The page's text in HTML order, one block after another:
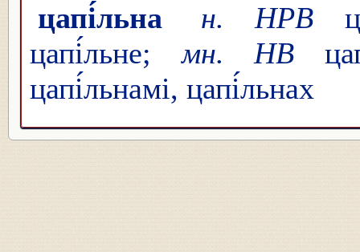
цапі́льна н. НРВ
цапі́льне;мн. НВ
цапі́льнамі, цапі́льнах